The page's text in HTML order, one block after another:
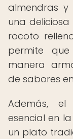
almendras y
una
rocoto
permite
manera
de sabores
Además,
esencial en
un plato